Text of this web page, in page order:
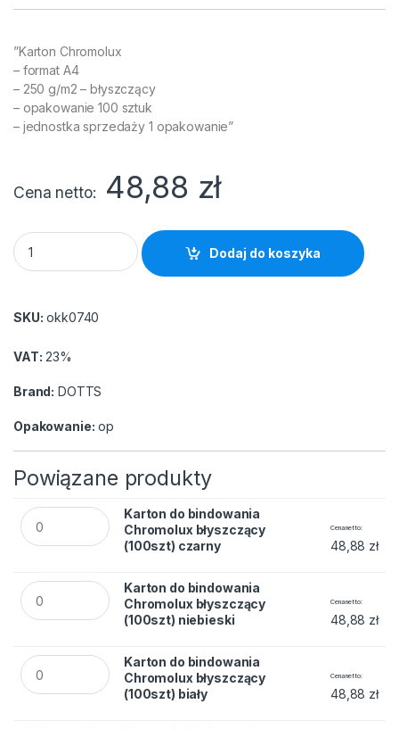
”Karton Chromolux
– format A4
– 250 g/m2 – błyszczący
– opakowanie 100 sztuk
– jednostka sprzedaży 1 opakowanie”
Cena netto 48,88 zł
Karton do bindowania Chromolux błyszczący (100szt)
Dodaj do koszyka
SKU: okk0740
VAT: 23%
Brand: DOTTS
Opakowanie: op
Powiązane produkty
Karton do bindowania Chromolux błyszczący (100szt)
Karton do bindowania
Chromolux błyszczący
(100szt) czarny
Cena netto
48,88 zł
Karton do bindowania Chromolux błyszczący (100szt)
Karton do bindowania
Chromolux błyszczący
(100szt) niebieski
Cena netto
48,88 zł
Karton do bindowania Chromolux błyszczący (100szt) biały
Karton do bindowania
Chromolux błyszczący
(100szt) biały
Cena netto
48,88 zł